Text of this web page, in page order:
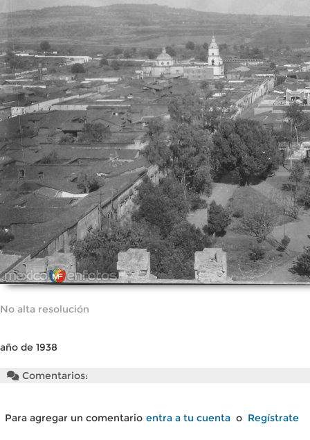
No alta resolución
año de 1938
Comentarios:
Para agregar un comentario entra a tu cuenta o Regístrate